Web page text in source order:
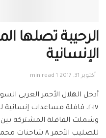
الرحيبة تصلها
الإنسانية
أكتوبر 31, 2017 1 min read
٢٠١٧، قافلة مساعدات إنسانية لمنطقة الرحيبة بريف دمشق.
وشملت القافلة المشتركة بين